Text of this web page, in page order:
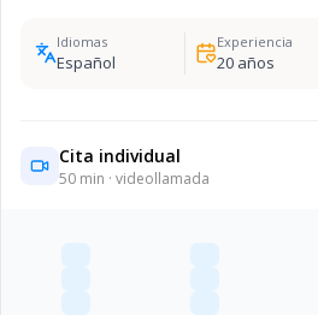
Idiomas
Español
Experiencia
20años
Cita individual
50 min · videollamada